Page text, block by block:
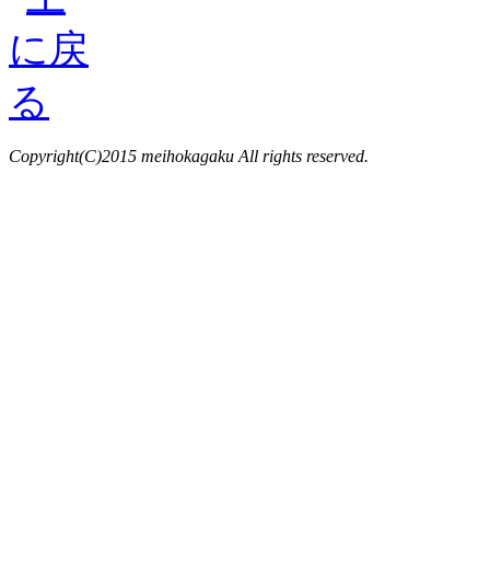
Copyright(C)2015 meihokagaku All rights reserved.